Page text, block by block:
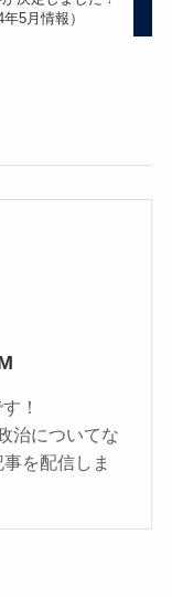
5月情報）
！
治についてな
を配信しま